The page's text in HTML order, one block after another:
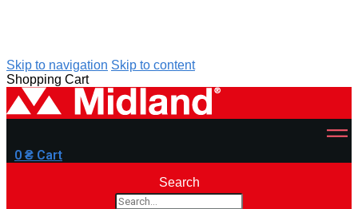
Skip to navigation Skip to content
Shopping Cart
0 ₴ Cart
Search